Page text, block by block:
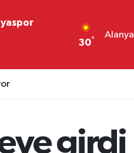
30°
Alanya
girdi